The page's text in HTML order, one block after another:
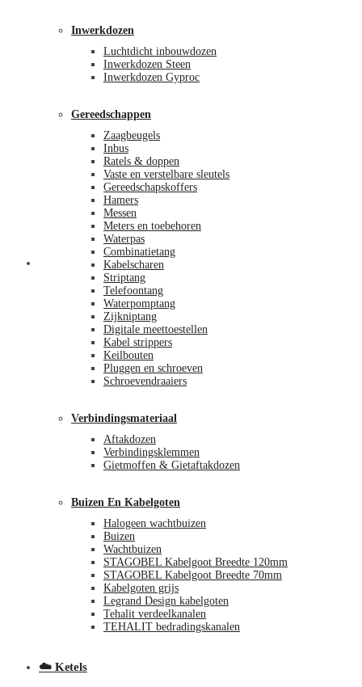
Inwerkdozen
Luchtdicht inbouwdozen
Inwerkdozen Steen
Inwerkdozen Gyproc
Gereedschappen
Zaagbeugels
Inbus
Ratels & doppen
Vaste en verstelbare sleutels
Gereedschapskoffers
Hamers
Messen
Meters en toebehoren
Waterpas
Combinatietang
Kabelscharen
Striptang
Telefoontang
Waterpomptang
Zijkniptang
Digitale meettoestellen
Kabel strippers
Keilbouten
Pluggen en schroeven
Schroevendraaiers
Verbindingsmateriaal
Aftakdozen
Verbindingsklemmen
Gietmoffen & Gietaftakdozen
Buizen En Kabelgoten
Halogeen wachtbuizen
Buizen
Wachtbuizen
STAGOBEL Kabelgoot Breedte 120mm
STAGOBEL Kabelgoot Breedte 70mm
Kabelgoten grijs
Legrand Design kabelgoten
Tehalit verdeelkanalen
TEHALIT bedradingskanalen
☁️ Ketels